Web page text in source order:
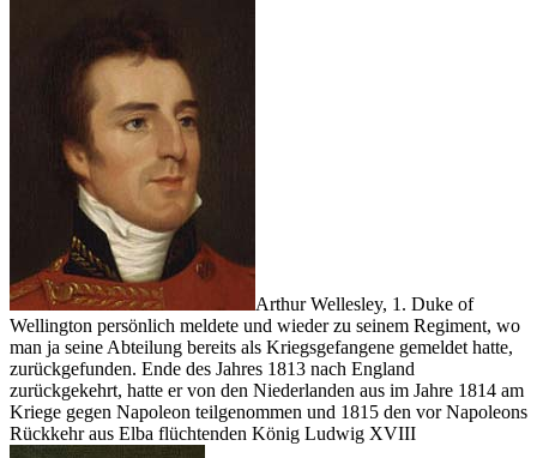
Arthur Wellesley, 1. Duke of
Wellington persönlich meldete und wieder zu seinem Regiment, wo
man ja seine Abteilung bereits als Kriegsgefangene gemeldet hatte,
zurückgefunden. Ende des Jahres 1813 nach England
zurückgekehrt, hatte er von den Niederlanden aus im Jahre 1814 am
Kriege gegen Napoleon teilgenommen und 1815 den vor Napoleons
Rückkehr aus Elba flüchtenden König Ludwig XVIII